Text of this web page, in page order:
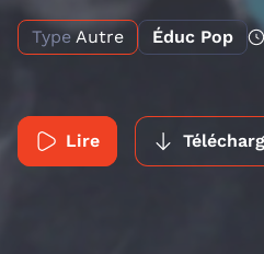
Type Autre Éduc Pop
Lire